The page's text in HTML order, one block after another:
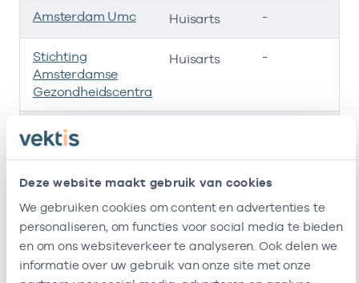
Deze website maakt gebruik van cookies
We gebruiken cookies om content en advertenties te
personaliseren, om functies voor social media te bieden
en om ons websiteverkeer te analyseren. Ook delen we
informatie over uw gebruik van onze site met onze
Ik ben werkzaam bij de volgende vestigingen
Amsterdam Umc Huisarts -
Stichting
Amsterdamse
Gezondheidscentra
Huisarts -
Cooperatie
Huisartsen
Amsterdam Groot-
Zuid
Uhp-Vumc Huisarts 01056895